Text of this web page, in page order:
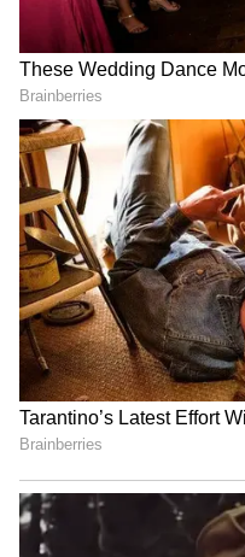
గుజరాత్‌లో వింత ఘటన
పడుతున్న బావి నీళ్లు |
Gujarat mysterious
బంగాళాఖాతంలో
దంచుడే | Asianet